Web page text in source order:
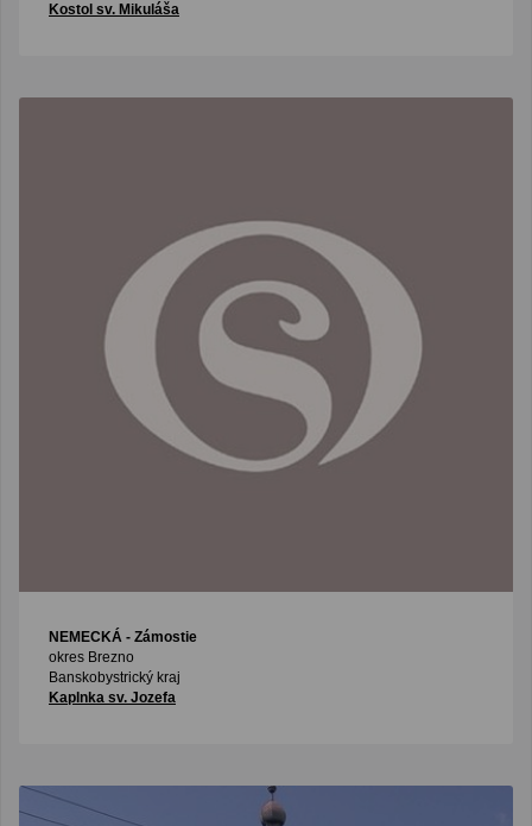
Kostol sv. Mikuláša
NEMECKÁ - Zámostie
okres Brezno
Banskobystrický kraj
Kaplnka sv. Jozefa